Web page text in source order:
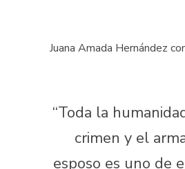
Juana Amada Hernández
“Toda la
crimen y el
esposo es uno de